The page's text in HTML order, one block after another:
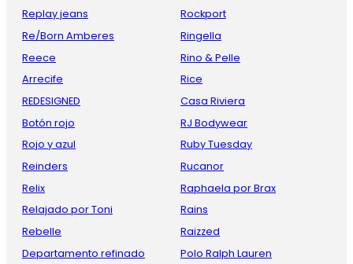
Replay jeans
Re/Born Amberes
Reece
Arrecife
REDESIGNED
Botón rojo
Rojo y azul
Reinders
Relix
Relajado por Toni
Rebelle
Departamento refinado
Rockport
Ringella
Rino & Pelle
Rice
Casa Riviera
RJ Bodywear
Ruby Tuesday
Rucanor
Raphaela por Brax
Rains
Raizzed
Polo Ralph Lauren